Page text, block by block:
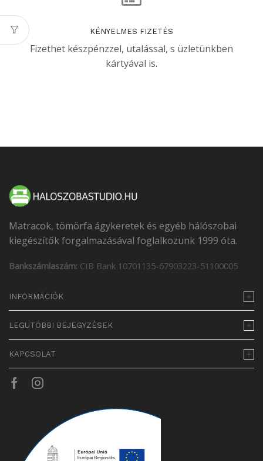
KÉNYELMES FIZETÉS
Fizethet készpénzzel, utalással, s üzletünkben
kártyával is.
Matracok, tömörfa ágykeretek és egyéb hálószobai
kiegészítők forgalmazásával foglalkozunk 1999 óta.
Bankszámlaszám: CIB Bank 10701135-67903223-51100005
INFORMÁCIÓK
LEGUTÓBBI BEJEGYZÉSEK
KAPCSOLAT
FacebookInstagram